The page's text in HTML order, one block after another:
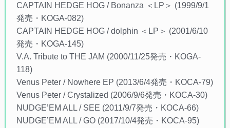
CAPTAIN HEDGE HOG / Bonanza ＜LP＞ (1999/9/1
発売・KOGA-082)
CAPTAIN HEDGE HOG / dolphin ＜LP＞ (2001/6/10
発売・KOGA-145)
V.A. Tribute to THE JAM (2000/11/25発売・KOGA-
118)
Venus Peter / Nowhere EP (2013/6/4発売・KOCA-79)
Venus Peter / Crystalized (2006/9/6発売・KOCA-30)
NUDGE’EM ALL / SEE (2011/9/7発売・KOCA-66)
NUDGE’EM ALL / GO (2017/10/4発売・KOCA-95)